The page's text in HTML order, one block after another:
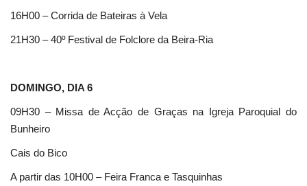
16H00 – Corrida de Bateiras à Vela
21H30 – 40º Festival de Folclore da Beira-Ria
DOMINGO, DIA 6
09H30 – Missa de Acção de Graças na Igreja Paroquial do
Bunheiro
Cais do Bico
A partir das 10H00 – Feira Franca e Tasquinhas